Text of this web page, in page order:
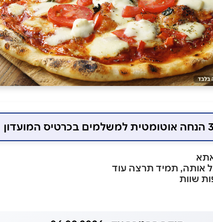
אותה, תמיד תרצה עוד
שוות